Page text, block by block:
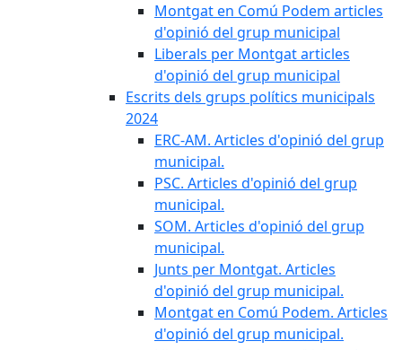
Montgat en Comú Podem articles
d'opinió del grup municipal
Liberals per Montgat articles
d'opinió del grup municipal
Escrits dels grups polítics municipals
2024
ERC-AM. Articles d'opinió del grup
municipal.
PSC. Articles d'opinió del grup
municipal.
SOM. Articles d'opinió del grup
municipal.
Junts per Montgat. Articles
d'opinió del grup municipal.
Montgat en Comú Podem. Articles
d'opinió del grup municipal.